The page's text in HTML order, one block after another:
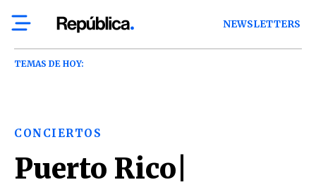
NEWSLETTERS
TEMAS DE HOY:
CONCIERTOS
Puerto Rico|